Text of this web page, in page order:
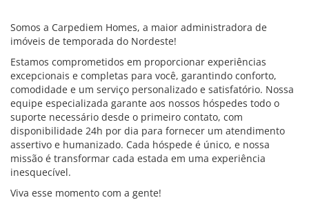
Somos a Carpediem Homes, a maior administradora de
imóveis de temporada do Nordeste!
Estamos comprometidos em proporcionar experiências
excepcionais e completas para você, garantindo conforto,
comodidade e um serviço personalizado e satisfatório. Nossa
equipe especializada garante aos nossos hóspedes todo o
suporte necessário desde o primeiro contato, com
disponibilidade 24h por dia para fornecer um atendimento
assertivo e humanizado. Cada hóspede é único, e nossa
missão é transformar cada estada em uma experiência
inesquecível.
Viva esse momento com a gente!